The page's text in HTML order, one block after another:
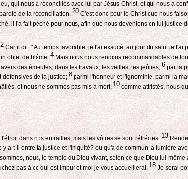
qui nous a réconciliés avec lui par Jésus-Christ, et qui nous a
de la réconciliation.20 C'est donc pour le Christ que nous
il l'a fait péché pour nous, afin que nous devenions en lui justice
2Car il dit: " Au temps favorable, je t'ai exaucé, au jour du salut je
objet de blâme.4Mais nous nous rendons recommandables de
des émeutes, dans les travaux, les veilles, les jeûnes; 6par la
défensives de la justice; 8 parmi l'honneur et l'ignominie, parmi la
et nous ne sommes pas mis à mort; 10comme attristés, nous
dans nos entrailles, mais les vôtres se sont rétrécies. 13
a-t-il entre la justice et l'iniquité? ou qu'a de commun la lumière
nous, le temple du Dieu vivant, selon ce que Dieu lui-
pas à ce qui est impur et moi je vous accueillerai. 18Je serai